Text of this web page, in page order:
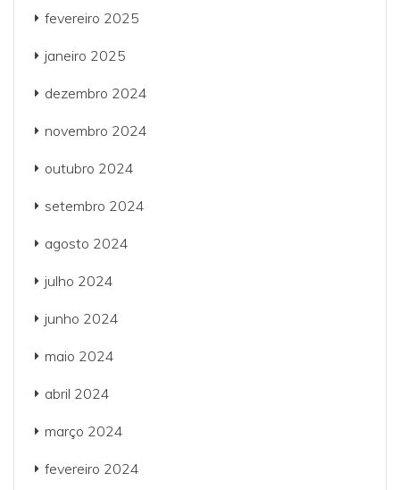
fevereiro 2025
janeiro 2025
dezembro 2024
novembro 2024
outubro 2024
setembro 2024
agosto 2024
julho 2024
junho 2024
maio 2024
abril 2024
março 2024
fevereiro 2024